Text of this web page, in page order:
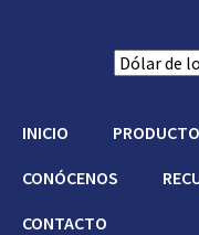
INICIO
CONÓCENOS
CONTACTO